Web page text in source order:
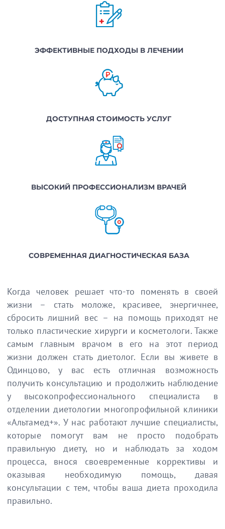
ЭФФЕКТИВНЫЕ ПОДХОДЫ В ЛЕЧЕНИИ
ДОСТУПНАЯ СТОИМОСТЬ УСЛУГ
ВЫСОКИЙ ПРОФЕССИОНАЛИЗМ ВРАЧЕЙ
СОВРЕМЕННАЯ ДИАГНОСТИЧЕСКАЯ БАЗА
Когда человек решает что-то поменять в своей
жизни – стать моложе, красивее, энергичнее,
сбросить лишний вес – на помощь приходят не
только пластические хирурги и косметологи. Также
самым главным врачом в его на этот период
жизни должен стать диетолог. Если вы живете в
Одинцово, у вас есть отличная возможность
получить консультацию и продолжить наблюдение
у высокопрофессионального специалиста в
отделении диетологии многопрофильной клиники
«Альтамед+». У нас работают лучшие специалисты,
которые помогут вам не просто подобрать
правильную диету, но и наблюдать за ходом
процесса, внося своевременные коррективы и
оказывая необходимую помощь, давая
консультации с тем, чтобы ваша диета проходила
правильно.